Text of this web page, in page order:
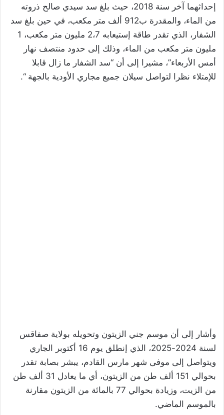
إحداثهما آخر سنة 2018، حيث بلغ سد سيدي صالح ذروته
من الماء، والمقدرة ب912 ألف متر مكعب، في حين بلغ سد
الشفار، الذي تقدر طاقة إستيعابه 2،7 مليون متر مكعب، 1
مليون متر مكعب من الماء، وذلك إلى حدود منتصف نهار
أمس الأربعاء”، مشيرا إلى أن “سد الشفار ما زال قابلا
للإمتلاء نظرا لتواصل سيلان جميع مجاري الأودية بالجهة “.
وأشار إلى أن موسم جني الزيتون وتحويله بولاية صفاقس
لسنة 2024-2025، الذي إنطلق يوم 16 أكتوبر الجاري
ويتواصل إلى موفى شهر مارس القادم، يبشر بصابة تقدر
بحوالي 151 ألف طن من الزيتون، أي ما يعادل 31 ألف طن
من الزيت، وزيادة بحوالي 77 بالمائة من الزيتون مقارنة
بالموسم الماضي.